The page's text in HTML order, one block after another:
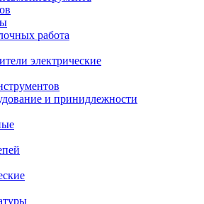
работа
электрические
и принидлежности